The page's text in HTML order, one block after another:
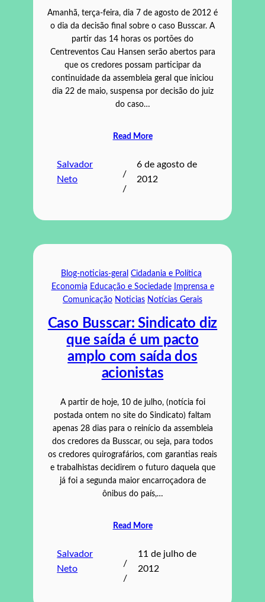
Amanhã, terça-feira, dia 7 de agosto de 2012 é
o dia da decisão final sobre o caso Busscar. A
partir das 14 horas os portões do
Centreventos Cau Hansen serão abertos para
que os credores possam participar da
continuidade da assembleia geral que iniciou
dia 22 de maio, suspensa por decisão do juiz
do caso…
Read More
Salvador
Neto
/
/
6 de agosto de
2012
Blog-noticias-geral Cidadania e Política
Economia Educação e Sociedade
Imprensa e
Comunicação Noticias Notícias Gerais
Caso Busscar: Sindicato diz
que saída é um pacto
amplo com saída dos
acionistas
A partir de hoje, 10 de julho, (notícia foi
postada ontem no site do Sindicato) faltam
apenas 28 dias para o reinício da assembleia
dos credores da Busscar, ou seja, para todos
os credores quirografários, com garantias reais
e trabalhistas decidirem o futuro daquela que
já foi a segunda maior encarroçadora de
ônibus do país,…
Read More
Salvador
Neto
/
/
11 de julho de
2012